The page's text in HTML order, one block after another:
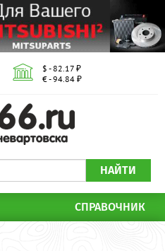
$ - 82.17 ₽
€ - 94.84 ₽
НАЙТИ
СПРАВОЧНИК